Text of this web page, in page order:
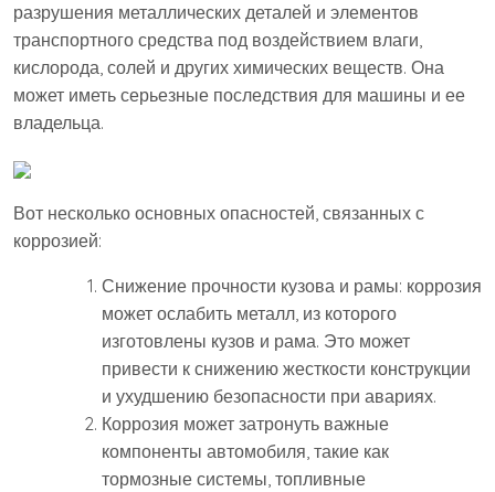
разрушения металлических деталей и элементов
транспортного средства под воздействием влаги,
кислорода, солей и других химических веществ. Она
может иметь серьезные последствия для машины и ее
владельца.
Вот несколько основных опасностей, связанных с
коррозией:
Снижение прочности кузова и рамы: коррозия
может ослабить металл, из которого
изготовлены кузов и рама. Это может
привести к снижению жесткости конструкции
и ухудшению безопасности при авариях.
Коррозия может затронуть важные
компоненты автомобиля, такие как
тормозные системы, топливные